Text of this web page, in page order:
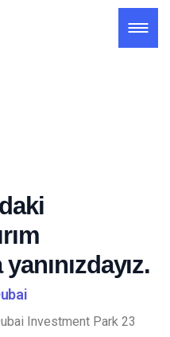
Investment Park 23